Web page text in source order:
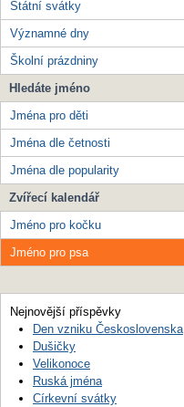
Státní svátky
Významné dny
Školní prázdniny
Hledáte jméno
Jména pro děti
Jména dle četnosti
Jména dle popularity
Zvířecí kalendář
Jméno pro kočku
Jméno pro psa
Nejnovější příspěvky
Den vzniku Československa
Dušičky
Velikonoce
Ruská jména
Církevní svátky